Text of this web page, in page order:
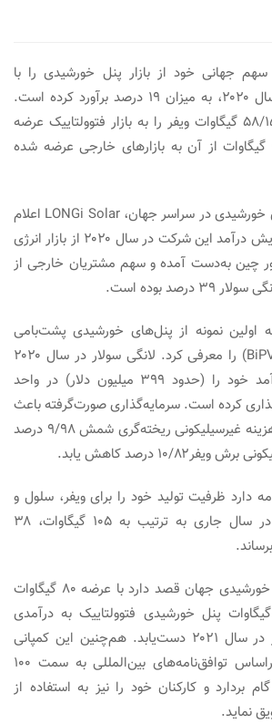
شرکت LONGi Solar سهم جهانی خود از بازار پنل خورشیدی را با
افزایش ۱۱درصدی در سال ۲۰۲۰، به میزان ۱۹ درصد برآورد کرده است.
این شرکت همچنین، ۵۸/۱۵ گیگاوات ویفر را به بازار فتوولتاییک عرضه
کرده است، که ۳۱/۸۴ گیگاوات از آن‌ به بازارهای خارجی عرضه شده
با رشد تقاضا برای انرژی خورشیدی در سراسر جهان، LONGi Solar اعلام
کرد که ۷۰ درصد از افزایش درآمد این شرکت در سال ۲۰۲۰ از بازار انرژی
چین به‌دست آمده و سهم مشتریان خارجی از
بوده است.
نمونه از پنل‌های خورشیدی پشت‌بامی
یکپارچه با ساختمان (BiPV) را معرفی کرد. لانگی سولار در سال ۲۰۲۰
نزدیک به ۵ درصد درآمد خود را (حدود ۳۹۹ میلیون دلار) در واحد
کرده است. سرمایه‌گذاری صورت‌گرفته باعث
شده است که متوسط هزینه غیرسیلیکونی ریخته‌گری شمش ۹/۹۸ درصد
۸۲ درصد کاهش یابد.
دارد ظرفیت تولید خود را برای ویفر، سلول و
پنل‌های خورشیدی را در سال جاری به ترتیب به ۱۰۵ گیگاوات، ۳۸
این غول صنعت انرژی خورشیدی جهان قصد دارد با عرضه ۸۰ گیگاوات
ویفر خورشیدی و ۴۰ گیگاوات پنل خورشیدی فتوولتاییک به درآمدی
معادل ۱۳ میلیارد دلار در سال ۲۰۲۱ دست‌یابد. هم‌چنین این کمپانی
وعده داده است که براساس توافق‌نامه‌های بین‌المللی به سمت ۱۰۰
بردارد و کارکنان خود را نیز به استفاده از
نماید.